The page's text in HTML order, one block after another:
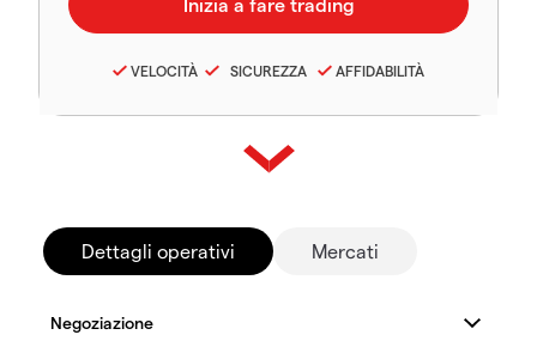
VELOCITÀ SICUREZZA AFFIDABILITÀ
Dettagli operativi Mercati